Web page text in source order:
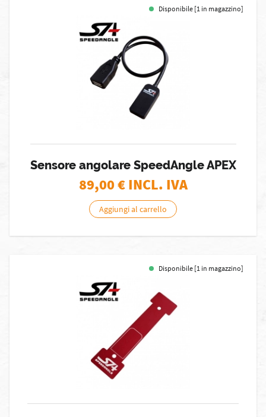
Disponibile [1 in magazzino]
Sensore angolare SpeedAngle APEX
89,00€ INCL. IVA
Aggiungi al carrello
Disponibile [1 in magazzino]